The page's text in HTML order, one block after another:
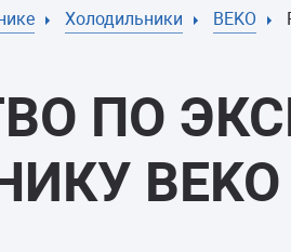
машины
панели
Посудомоечные
Холодильники BEKO
ПО
BEKO